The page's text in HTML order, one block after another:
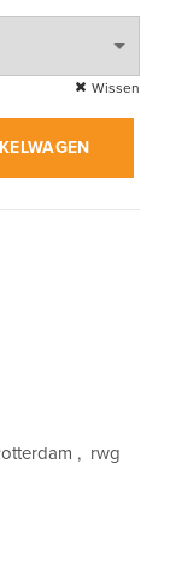
Wissen
, rwg